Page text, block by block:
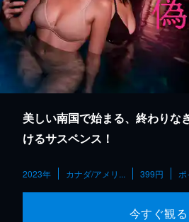
美しい南国で始まる、終わりな
けるサスペンス！
2023年 カナダ/アメリ... 399円 ポ
今すぐ観る